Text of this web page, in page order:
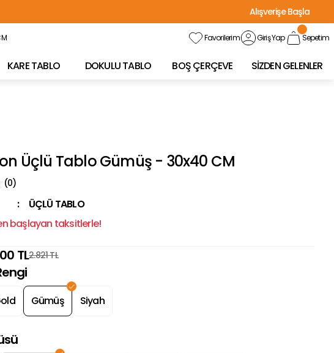
Alışverişe Başla
Favorilerim Giriş Yap Sepetim
KARE TABLO DOKULU TABLO BOŞ ÇERÇEVE SİZDEN GELENLER
Üçlü Tablo Gümüş - 30x40 CM
(0)
ÜÇLÜ TABLO
başlayan taksitlerle!
TL2.821 TL
Gümüş Siyah